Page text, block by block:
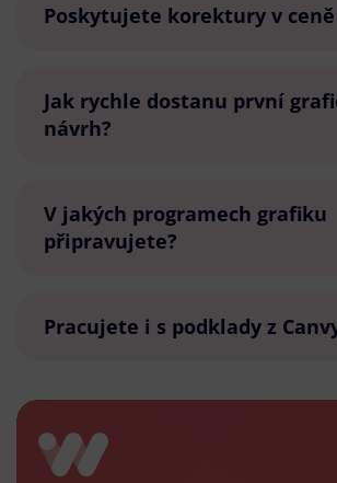
Poskytujete korektury v
Jak rychle dostanu první
návrh?
V jakých programech grafiku
připravujete?
Pracujete i s podklady z